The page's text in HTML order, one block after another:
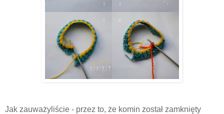
Jak zauważyliście - przez to, że komin został zamknięty